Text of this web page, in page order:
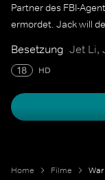
Partner des FBI-
ermordet. Jack will
Besetzung Jet Li,
18 HD
Home Filme War